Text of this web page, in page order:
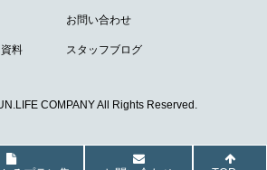
お問い合わせ
料 スタッフブログ
COMPANY All Rights Reserved.